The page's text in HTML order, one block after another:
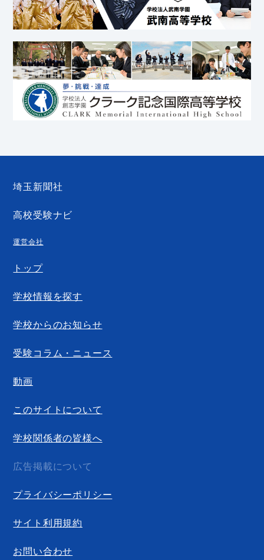
埼玉新聞社
高校受験ナビ
運営会社
トップ
学校情報を探す
学校からのお知らせ
受験コラム・ニュース
動画
このサイトについて
学校関係者の皆様へ
広告掲載について
プライバシーポリシー
サイト利用規約
お問い合わせ